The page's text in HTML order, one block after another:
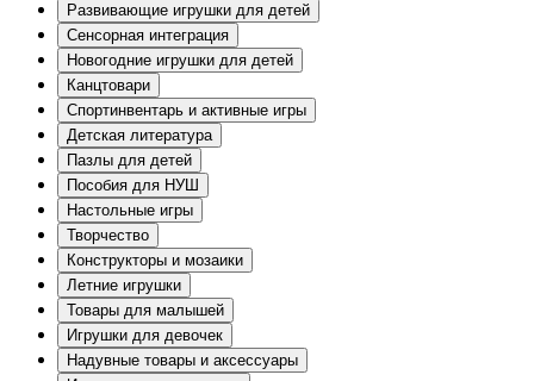
Развивающие игрушки для детей
Сенсорная интеграция
Новогодние игрушки для детей
Канцтовари
Спортинвентарь и активные игры
Детская литература
Пазлы для детей
Пособия для НУШ
Настольные игры
Творчество
Конструкторы и мозаики
Летние игрушки
Товары для малышей
Игрушки для девочек
Надувные товары и аксессуары